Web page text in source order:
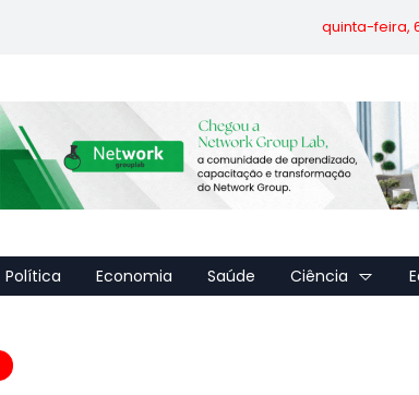
quinta-feira,
Política Economia Saúde Ciência